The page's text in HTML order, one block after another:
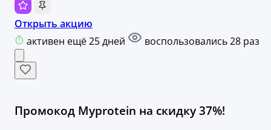
Открыть акцию
активен ещё 25 дней
воспользовались 28 раз
Промокод Myprotein на скидку 37%!